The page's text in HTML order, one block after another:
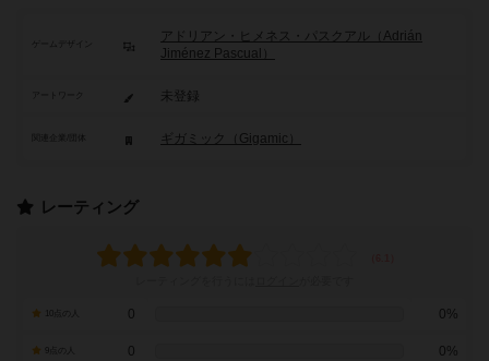
アドリアン・ヒメネス・パスクアル（Adrián
Jiménez Pascual）
未登録
ギガミック（Gigamic）
レーティング
0 0%
0 0%